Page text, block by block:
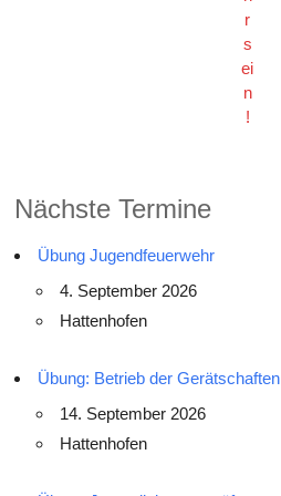
r
s
ei
n
!
Nächste Termine
Übung Jugendfeuerwehr
4. September 2026
Hattenhofen
Übung: Betrieb der Gerätschaften
14. September 2026
Hattenhofen